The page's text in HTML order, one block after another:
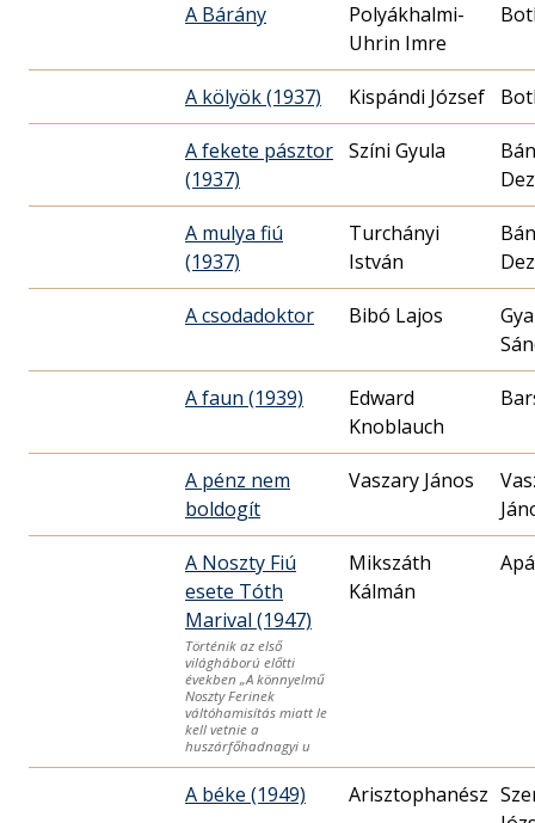
A Bárány
Polyákhalmi-
Uhrin Imre
A kölyök (1937) Kispándi József
A fekete pásztor
(1937)
Színi Gyula
A mulya fiú
(1937)
Turchányi
István
A csodadoktor Bibó Lajos
A faun (1939)
Edward
Knoblauch
A pénz nem
boldogít
Vaszary János
A Noszty Fiú
esete Tóth
Marival (1947)
Történik az első
világháború előtti
években „A könnyelmű
Noszty Ferinek
váltóhamisítás miatt le
kell vetnie a
huszárfőhadnagyi u
Mikszáth
Kálmán
A béke (1949)